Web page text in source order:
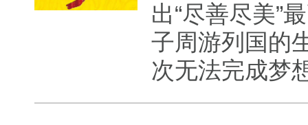
出“尽善尽美
子周游列国的
次无法完成梦